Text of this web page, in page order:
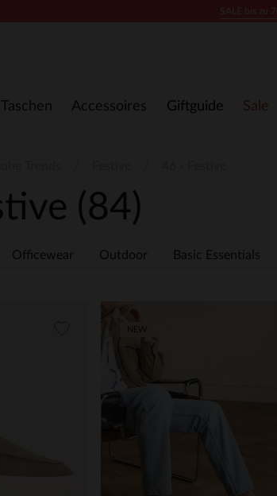
Taschen Accessoires Giftguide Sale
(84)
Officewear Outdoor Basic Essentials